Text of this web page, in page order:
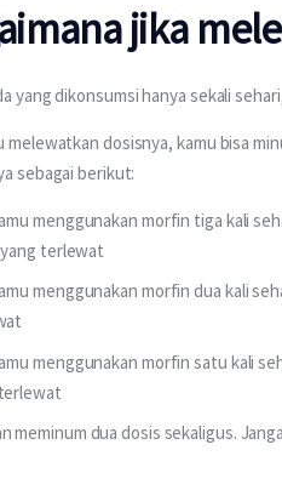
jika
yang dikonsumsi hanya sekali
melewatkan dosisnya, kamu bisa
sebagai berikut:
menggunakan morfin tiga kali
terlewat
menggunakan morfin dua kali
menggunakan morfin satu kali
meminum dua dosis sekaligus.